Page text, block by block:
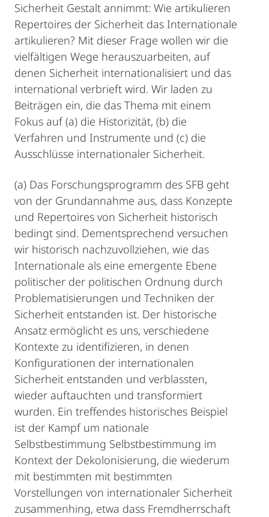
Sicherheit Gestalt annimmt: Wie artikulieren
Repertoires der Sicherheit das Internationale
artikulieren? Mit dieser Frage wollen wir die
vielfältigen Wege herauszuarbeiten, auf
denen Sicherheit internationalisiert und das
international verbrieft wird. Wir laden zu
Beiträgen ein, die das Thema mit einem
Fokus auf (a) die Historizität, (b) die
Verfahren und Instrumente und (c) die
Ausschlüsse internationaler Sicherheit.
(a) Das Forschungsprogramm des SFB geht
von der Grundannahme aus, dass Konzepte
und Repertoires von Sicherheit historisch
bedingt sind. Dementsprechend versuchen
wir historisch nachzuvollziehen, wie das
Internationale als eine emergente Ebene
politischer der politischen Ordnung durch
Problematisierungen und Techniken der
Sicherheit entstanden ist. Der historische
Ansatz ermöglicht es uns, verschiedene
Kontexte zu identifizieren, in denen
Konfigurationen der internationalen
Sicherheit entstanden und verblassten,
wieder auftauchten und transformiert
wurden. Ein treffendes historisches Beispiel
ist der Kampf um nationale
Selbstbestimmung Selbstbestimmung im
Kontext der Dekolonisierung, die wiederum
mit bestimmten mit bestimmten
Vorstellungen von internationaler Sicherheit
zusammenhing, etwa dass Fremdherrschaft